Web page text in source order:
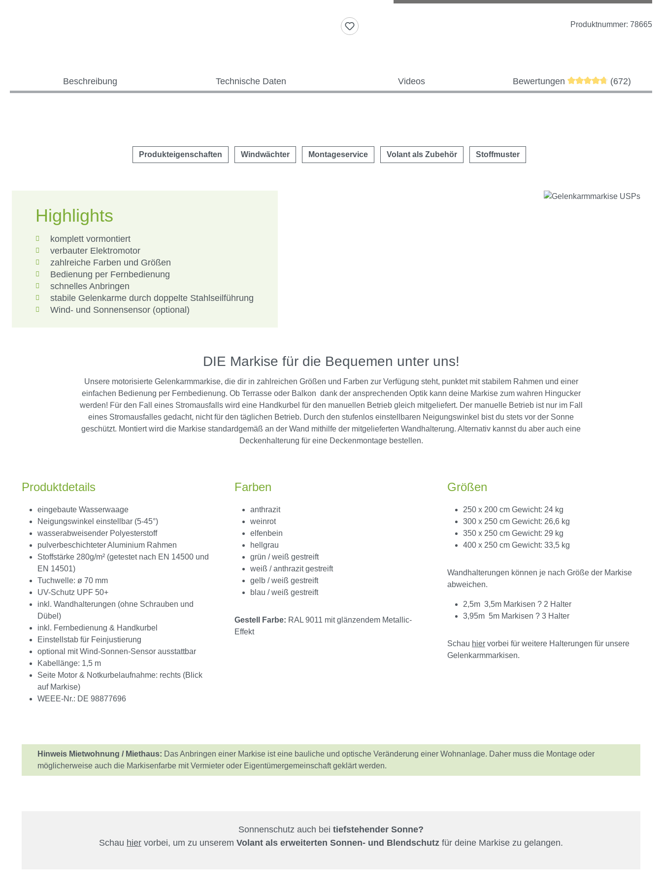
Produktnummer: 78665
Beschreibung Technische Daten Videos Bewertungen Durchschnittliche
(672)
Produkteigenschaften Windwächter Montageservice Volant als Zubehör Stoffmuster
Highlights
komplett vormontiert
verbauter Elektromotor
zahlreiche Farben und Größen
Bedienung per Fernbedienung
schnelles Anbringen
stabile Gelenkarme durch doppelte Stahlseilführung
Wind- und Sonnensensor (optional)
DIE Markise für die Bequemen unter uns!
Unsere motorisierte Gelenkarmmarkise, die dir in zahlreichen Größen und Farben zur Verfügung steht, punktet mit stabilem Rahmen und einer
einfachen Bedienung per Fernbedienung. Ob Terrasse oder Balkon  dank der ansprechenden Optik kann deine Markise zum wahren Hingucker
werden! Für den Fall eines Stromausfalls wird eine Handkurbel für den manuellen Betrieb gleich mitgeliefert. Der manuelle Betrieb ist nur im Fall
eines Stromausfalles gedacht, nicht für den täglichen Betrieb. Durch den stufenlos einstellbaren Neigungswinkel bist du stets vor der Sonne
geschützt. Montiert wird die Markise standardgemäß an der Wand mithilfe der mitgelieferten Wandhalterung. Alternativ kannst du aber auch eine
Deckenhalterung für eine Deckenmontage bestellen.
Produktdetails
eingebaute Wasserwaage
Neigungswinkel einstellbar (5-45°)
wasserabweisender Polyesterstoff
pulverbeschichteter Aluminium Rahmen
Stoffstärke 280g/m² (getestet nach EN 14500 und
EN 14501)
Tuchwelle: ø 70 mm
UV-Schutz UPF 50+
inkl. Wandhalterungen (ohne Schrauben und
Dübel)
inkl. Fernbedienung & Handkurbel
Einstellstab für Feinjustierung
optional mit Wind-Sonnen-Sensor ausstattbar
Kabellänge: 1,5 m
Seite Motor & Notkurbelaufnahme: rechts (Blick
auf Markise)
WEEE-Nr.: DE 98877696
Farben
anthrazit
weinrot
elfenbein
hellgrau
grün / weiß gestreift
weiß / anthrazit gestreift
gelb / weiß gestreift
blau / weiß gestreift
Gestell Farbe: RAL 9011 mit glänzendem Metallic-
Effekt
Größen
250 x 200 cm Gewicht: 24 kg
300 x 250 cm Gewicht: 26,6 kg
350 x 250 cm Gewicht: 29 kg
400 x 250 cm Gewicht: 33,5 kg
Wandhalterungen können je nach Größe der Markise
abweichen.
2,5m  3,5m Markisen ? 2 Halter
3,95m  5m Markisen ? 3 Halter
Schau hier vorbei für weitere Halterungen für unsere
Gelenkarmmarkisen.
Hinweis Mietwohnung / Miethaus: Das Anbringen einer Markise ist eine bauliche und optische Veränderung einer Wohnanlage. Daher muss die Montage oder
möglicherweise auch die Markisenfarbe mit Vermieter oder Eigentümergemeinschaft geklärt werden.
Sonnenschutz auch bei tiefstehender Sonne?
Schau hier vorbei, um zu unserem Volant als erweiterten Sonnen- und Blendschutz für deine Markise zu gelangen.